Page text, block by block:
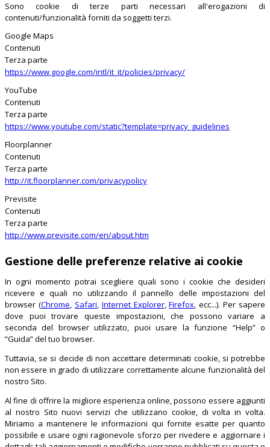
Sono cookie di terze parti necessari all'erogazioni di
contenuti/funzionalità forniti da soggetti terzi.
Google Maps
Contenuti
Terza parte
https://www.google.com/intl/it_it/policies/privacy/
YouTube
Contenuti
Terza parte
https://www.youtube.com/static?template=privacy_guidelines
Floorplanner
Contenuti
Terza parte
http://it.floorplanner.com/privacypolicy
Previsite
Contenuti
Terza parte
http://www.previsite.com/en/about.htm
Gestione delle preferenze relative ai cookie
In ogni momento potrai scegliere quali sono i cookie che desideri
ricevere e quali no utilizzando il pannello delle impostazioni del
browser (Chrome, Safari, Internet Explorer,Firefox, ecc...). Per sapere
dove puoi trovare queste impostazioni, che possono variare a
seconda del browser utilizzato, puoi usare la funzione “Help” o
“Guida” del tuo browser.
Tuttavia, se si decide di non accettare determinati cookie, si potrebbe
non essere in grado di utilizzare correttamente alcune funzionalità del
nostro Sito.
Al fine di offrire la migliore esperienza online, possono essere aggiunti
al nostro Sito nuovi servizi che utilizzano cookie, di volta in volta.
Miriamo a mantenere le informazioni qui fornite esatte per quanto
possibile e usare ogni ragionevole sforzo per rivedere e aggiornare i